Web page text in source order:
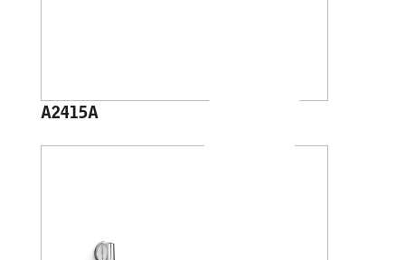
A2415A